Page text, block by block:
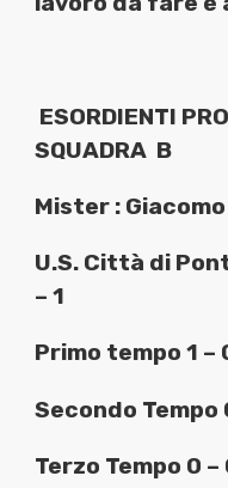
ESORDIENTI
SQUADRA B
Mister :
U.S. Città di
– 1
Primo tempo 1 –
Secondo Tempo
Terzo Tempo 0 –